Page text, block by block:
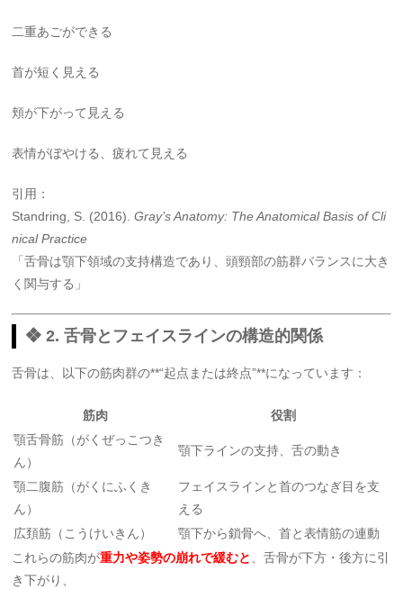
二重あごができる
首が短く見える
頬が下がって見える
表情がぼやける、疲れて見える
引用：
Standring, S. (2016).Gray’s Anatomy: The Anatomical Basis of Cli
nical Practice
「舌骨は顎下領域の支持構造であり、頭頸部の筋群バランスに大き
く関与する」
❖ 2. 舌骨とフェイスラインの構造的関係
舌骨は、以下の筋肉群の**“起点または終点”**になっています：
筋肉
役割
顎舌骨筋（がくぜっこつき
ん）
顎下ラインの支持、舌の動き
顎二腹筋（がくにふくき
ん）
フェイスラインと首のつなぎ目を支
える
広頚筋（こうけいきん）
顎下から鎖骨へ、首と表情筋の連動
これらの筋肉が重力や姿勢の崩れで緩むと
、舌骨が下方・後方に引
き下がり、